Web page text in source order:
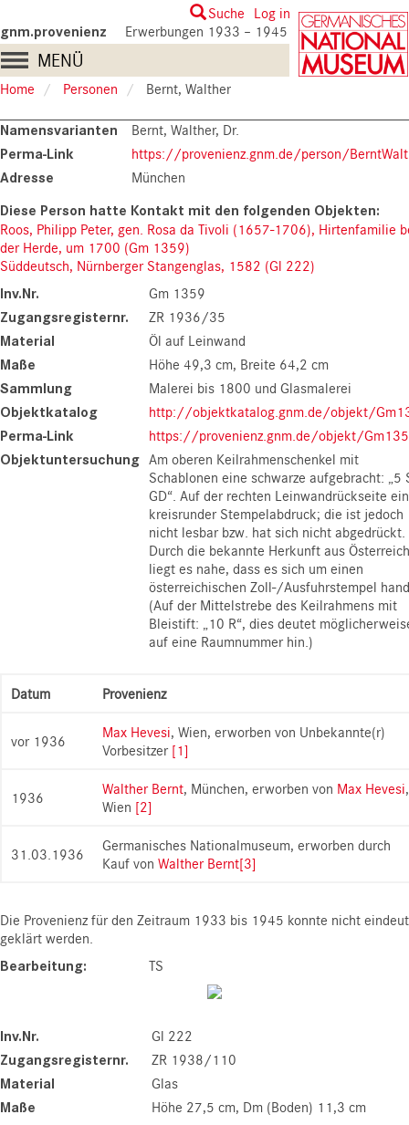
to
main
content
User
account
menu
Suche Log in
gnm.provenienz Erwerbungen 1933 – 1945
Main
navigation
MENÜ
Home Personen Bernt, Walther
Namensvarianten Bernt, Walther, Dr.
Perma-Link https://provenienz.gnm.de/person/
Adresse München
Roos, Philipp Peter, gen. Rosa da Tivoli (1657-1706), Hirtenfamilie
der Herde, um 1700 (Gm 1359)
Süddeutsch, Nürnberger Stangenglas, 1582 (Gl 222)
Inv.Nr. Gm 1359
Zugangsregisternr. ZR 1936/35
Material Öl auf Leinwand
Maße Höhe 49,3 cm Breite 64,2 cm
Sammlung Malerei bis 1800 und Glasmalerei
Objektkatalog http://objektkatalog.gnm.de/objekt/
Perma-Link https://provenienz.gnm.de/objekt/
Objektuntersuchung Am oberen Keilrahmenschenkel mit
Schablonen eine schwarze aufgebracht: „5
GD“. Auf der rechten Leinwandrückseite ein
kreisrunder Stempelabdruck; die ist jedoch
nicht lesbar bzw. hat sich nicht abgedrückt.
Durch die bekannte Herkunft aus Österreich
liegt es nahe, dass es sich um einen
österreichischen Zoll-/Ausfuhrstempel
(Auf der Mittelstrebe des Keilrahmens mit
Bleistift: „10 R“, dies deutet
auf eine Raumnummer hin.)
Datum Provenienz
vor 1936 Max Hevesi, Wien, erworben von Unbekannte(r)
Vorbesitzer [1]
1936 Walther Bernt, München, erworben von Max Hevesi,
Wien [2]
31.03.1936
Germanisches Nationalmuseum, erworben durch
Kauf von Walther Bernt[3]
Die Provenienz für den Zeitraum 1933 bis 1945 konnte nicht
geklärt werden.
Bearbeitung TS
Inv.Nr. Gl 222
Zugangsregisternr. ZR 1938/110
Material Glas
Maße Höhe 27,5 cm Dm (Boden) 11,3 cm